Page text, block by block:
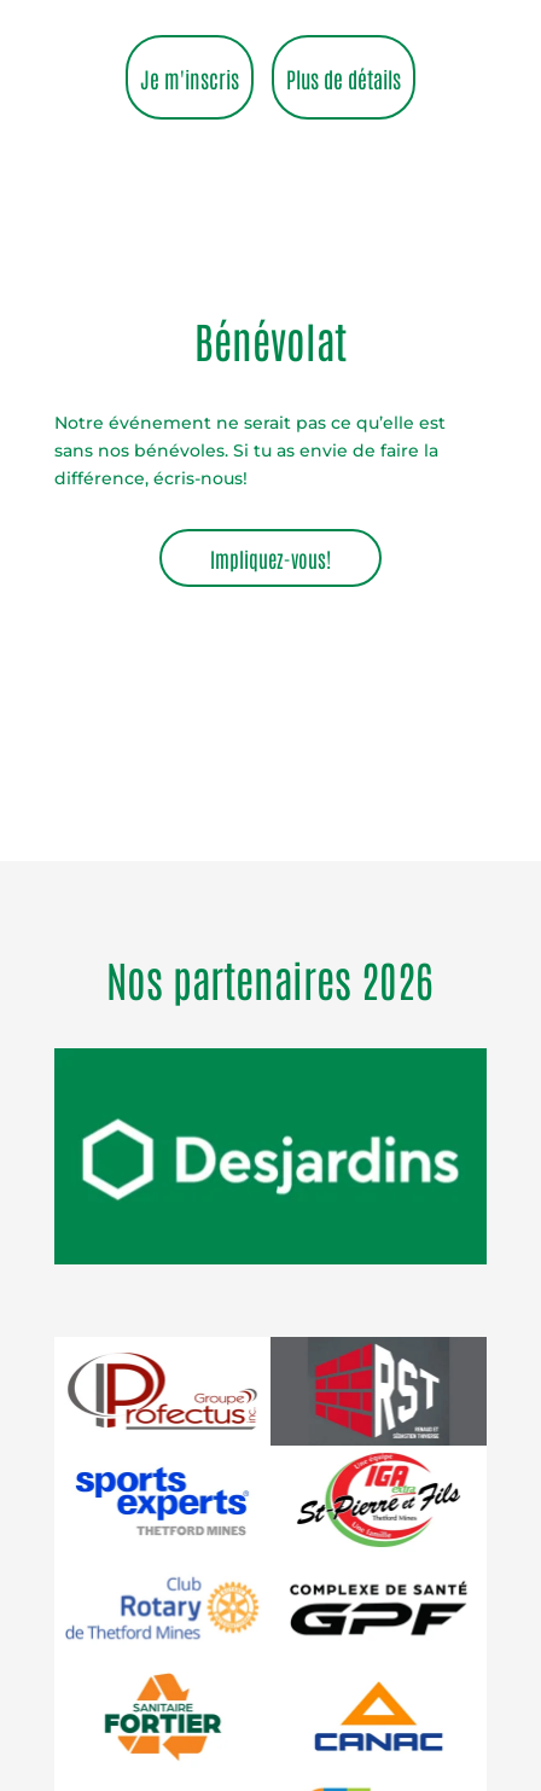
Je m'inscris Plus de détails
Bénévolat
Notre événement ne serait pas ce qu’elle est
sans nos bénévoles. Si tu as envie de faire la
différence, écris-nous!
Impliquez-vous!
Nos partenaires 2026